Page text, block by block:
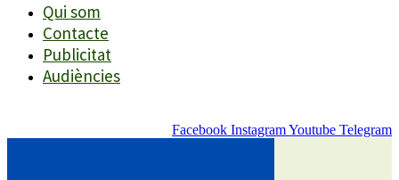
Qui som
Contacte
Publicitat
Audiències
Facebook InstagramYoutube Telegram